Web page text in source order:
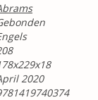
2020